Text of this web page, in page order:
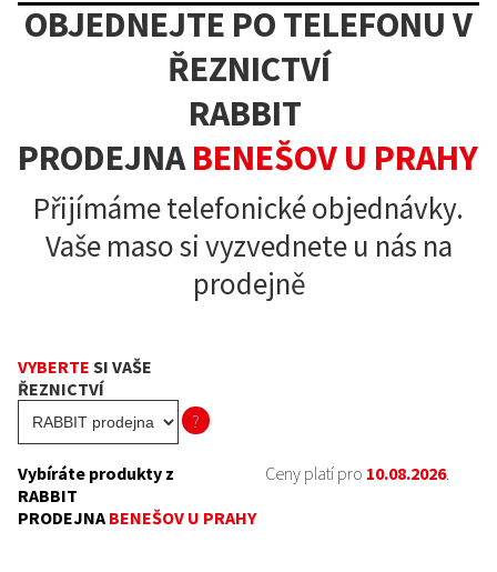
OBJEDNEJTE PO TELEFONU V
ŘEZNICTVÍ
RABBIT
PRODEJNA BENEŠOV U PRAHY
Přijímáme telefonické objednávky.
Vaše maso si vyzvednete u nás na
prodejně
VYBERTE SI VAŠE
ŘEZNICTVÍ
?
Vybíráte produkty z
RABBIT
PRODEJNA BENEŠOV U PRAHY
Ceny platí pro 10.08.2026.